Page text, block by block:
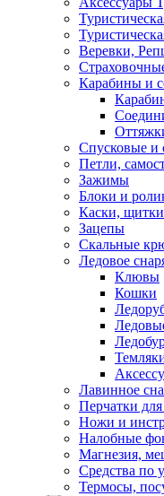
Веревки,
Карабины и
Спусковые и
Петли,
Зажимы
Блоки и
Каски, щитки
Зацепы
Скальные
Ледовое
Клювы
Кошки
Лавинное
Перчатки
Ножи и
Налобные
Магнезия,
Средства по
Термосы,